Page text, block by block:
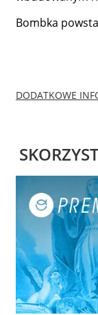
Bombka
DODATKOWE